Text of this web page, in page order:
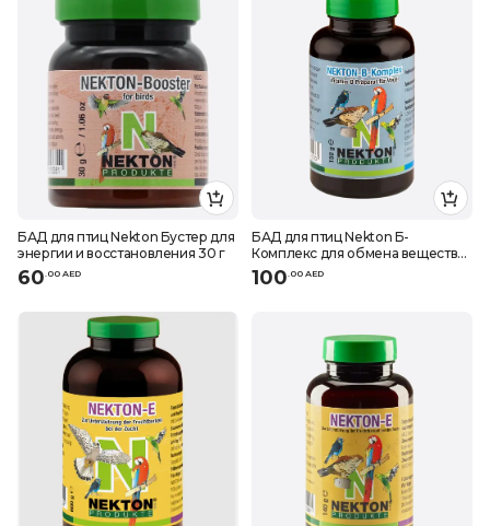
БАД для птиц Nekton Бустер для
энергии и восстановления 30 г
60 00 AED
БАД для птиц Nekton Б-
Комплекс для обмена веществ
150 г
100 00 AED